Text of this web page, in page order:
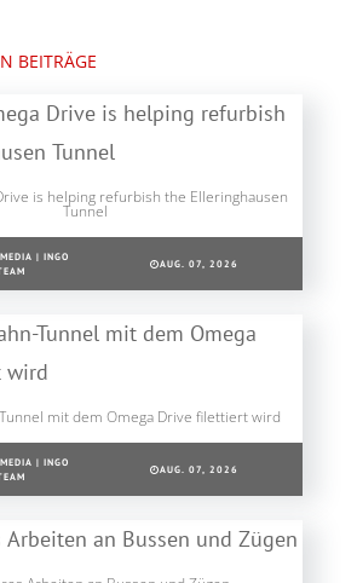
BEITRÄGE
is helping refurbish the Elleringhausen
Tunnel
| INGO
AUG. 07, 2026
mit dem Omega Drive filettiert wird
| INGO
AUG. 07, 2026